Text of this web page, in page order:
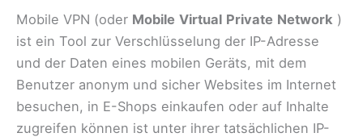
Mobile VPN (oder Mobile Virtual Private Network )
ist ein Tool zur Verschlüsselung der IP-Adresse
und der Daten eines mobilen Geräts, mit dem
Benutzer anonym und sicher Websites im Internet
besuchen, in E-Shops einkaufen oder auf Inhalte
zugreifen können ist unter ihrer tatsächlichen IP-